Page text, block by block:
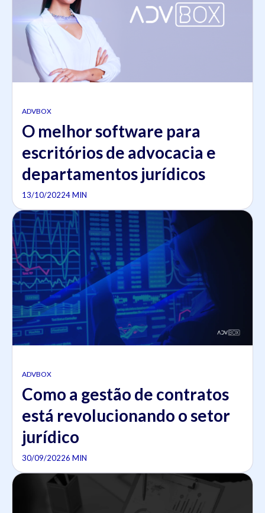
ADVBOX
O melhor software para
escritórios de advocacia e
departamentos jurídicos
13/10/20224 MIN
ADVBOX
Como a gestão de contratos
está revolucionando o setor
jurídico
30/09/20226 MIN